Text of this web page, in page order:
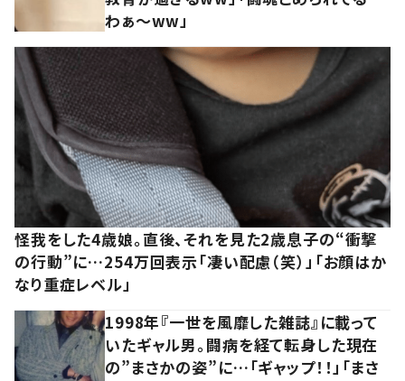
わぁ～ww」
怪我をした4歳娘。直後、それを見た2歳息子の“衝撃
の行動”に…254万回表示「凄い配慮（笑）」「お顔はか
なり重症レベル」
1998年『一世を風靡した雑誌』に載って
いたギャル男。闘病を経て転身した現在
の”まさかの姿”に…「ギャップ！！」「まさ